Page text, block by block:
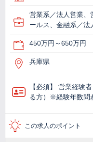
営業系／法人営業、
ールス、金融系／法
450万円～650万円
兵庫県
【必須】 営業経験
る方）※経験年数問
この求人のポイント